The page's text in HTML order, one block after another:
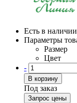
Есть в наличии
Параметры
Размер
Цвет
-
В корзину
Под заказ
Запрос цены